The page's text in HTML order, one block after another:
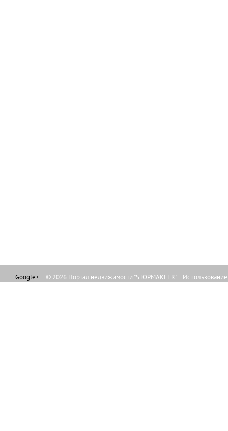
Google+ © 2026 Портал недвижимости "STOPMAKLER"